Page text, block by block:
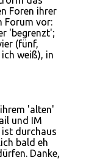
Foren ihrer
Forum vor:
'begrenzt';
(fünf,
weiß), in
'alten'
und IM
durchaus
bald eh
Danke,